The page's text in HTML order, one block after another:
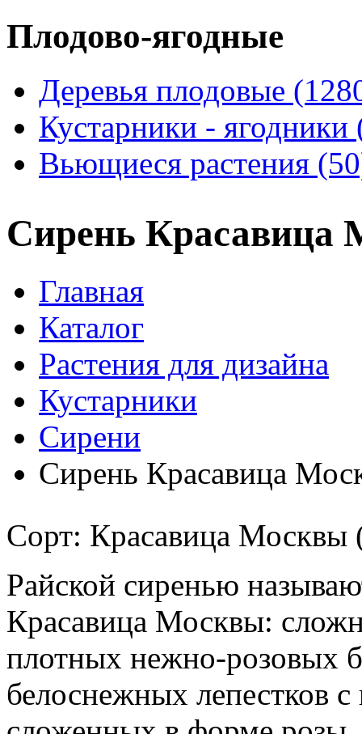
Плодово-ягодные
Деревья плодовые
Кустарники - ягодники
Вьющиеся растения
Сирень Красавица
Главная
Каталог
Растения для дизайна
Кустарники
Сирени
Сирень Красавица
Сорт: Красавица Москвы
Райской сиренью
Красавица Москвы:
плотных нежно-розовых
белоснежных лепестков